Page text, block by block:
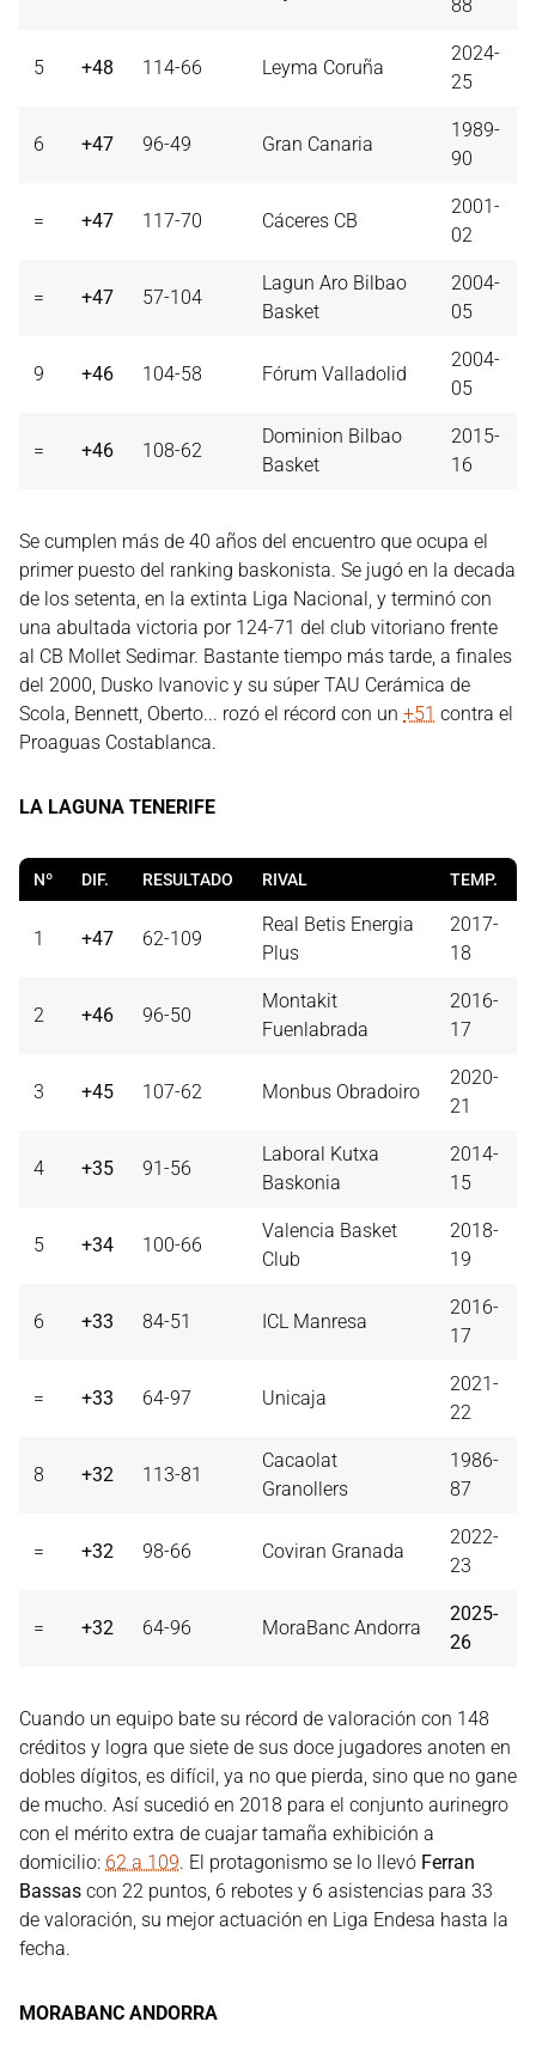
88
5 +48 114-66 Leyma Coruña
2024-
25
6 +47 96-49 Gran Canaria
1989-
90
= +47 117-70 Cáceres CB
2001-
02
= +47 57-104
Lagun Aro Bilbao
Basket
2004-
05
9 +46 104-58 Fórum Valladolid
2004-
05
= +46 108-62
Dominion Bilbao
Basket
2015-
16
Se cumplen más de 40 años del encuentro que ocupa el
primer puesto del ranking baskonista. Se jugó en la decada
de los setenta, en la extinta Liga Nacional, y terminó con
una abultada victoria por 124-71 del club vitoriano frente
al CB Mollet Sedimar. Bastante tiempo más tarde, a finales
del 2000, Dusko Ivanovic y su súper TAU Cerámica de
Scola, Bennett, Oberto... rozó el récord con un +51 contra el
Proaguas Costablanca.
LA LAGUNA TENERIFE
Nº DIF. RESULTADO RIVAL TEMP.
1 +47 62-109
Real Betis Energia
Plus
2017-
18
2 +46 96-50
Montakit
Fuenlabrada
2016-
17
3 +45 107-62 Monbus Obradoiro
2020-
21
4 +35 91-56
Laboral Kutxa
Baskonia
2014-
15
5 +34 100-66
Valencia Basket
Club
2018-
19
6 +33 84-51 ICL Manresa
2016-
17
= +33 64-97 Unicaja
2021-
22
8 +32 113-81
Cacaolat
Granollers
1986-
87
= +32 98-66 Coviran Granada
2022-
23
= +32 64-96 MoraBanc Andorra
2025-
26
Cuando un equipo bate su récord de valoración con 148
créditos y logra que siete de sus doce jugadores anoten en
dobles dígitos, es difícil, ya no que pierda, sino que no gane
de mucho. Así sucedió en 2018 para el conjunto aurinegro
con el mérito extra de cuajar tamaña exhibición a
domicilio: 62 a 109. El protagonismo se lo llevó Ferran
Bassas con 22 puntos, 6 rebotes y 6 asistencias para 33
de valoración, su mejor actuación en Liga Endesa hasta la
fecha.
MORABANC ANDORRA